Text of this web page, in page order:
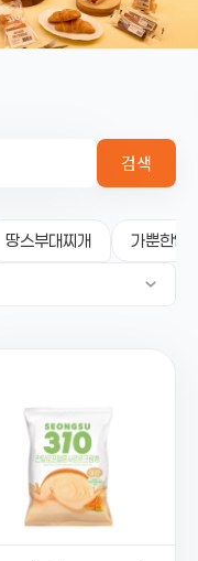
검색
땅스부대찌개 가뿐한입